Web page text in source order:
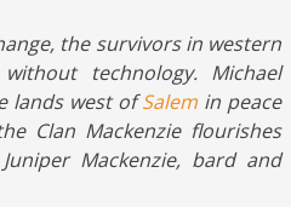
the survivors in western
technology. Michael
lands west ofSalem in peace
Clan Mackenzie flourishes
Mackenzie, bard and